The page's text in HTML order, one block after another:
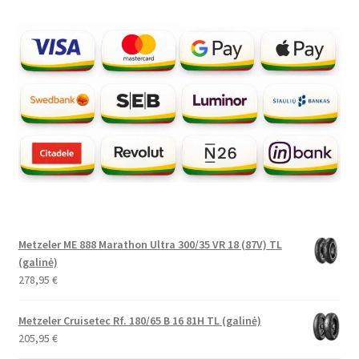
Metzeler ME 888 Marathon Ultra 300/35 VR 18 (87V) TL
(galinė)
278,95 €
Metzeler Cruisetec Rf. 180/65 B 16 81H TL (galinė)
205,95 €